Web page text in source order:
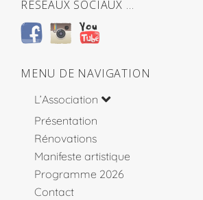
RÉSEAUX SOCIAUX …
MENU DE NAVIGATION
L’Association
Présentation
Rénovations
Manifeste artistique
Programme 2026
Contact